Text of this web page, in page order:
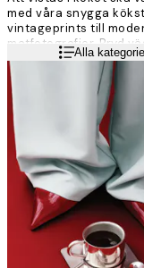
med våra snygga
vintageprints till
matfotografier. Pryd
styckdelar och vin och
Alla